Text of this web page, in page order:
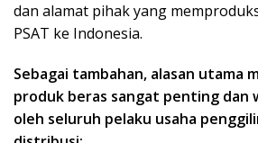
dan alamat pihak yang
PSAT ke Indonesia.
Sebagai tambahan, alasan utama
produk beras sangat penting dan
oleh seluruh pelaku usaha